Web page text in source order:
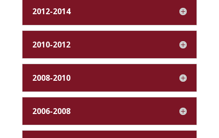
2012-2014
2010-2012
2008-2010
2006-2008